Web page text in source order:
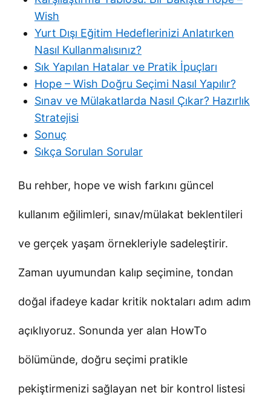
Wish
Yurt Dışı Eğitim Hedeflerinizi Anlatırken
Nasıl Kullanmalısınız?
Sık Yapılan Hatalar ve Pratik İpuçları
Hope – Wish Doğru Seçimi Nasıl Yapılır?
Sınav ve Mülakatlarda Nasıl Çıkar? Hazırlık
Stratejisi
Sonuç
Sıkça Sorulan Sorular
Bu rehber, hope ve wish farkını güncel
kullanım eğilimleri, sınav/mülakat beklentileri
ve gerçek yaşam örnekleriyle sadeleştirir.
Zaman uyumundan kalıp seçimine, tondan
doğal ifadeye kadar kritik noktaları adım adım
açıklıyoruz. Sonunda yer alan HowTo
bölümünde, doğru seçimi pratikle
pekiştirmenizi sağlayan net bir kontrol listesi